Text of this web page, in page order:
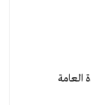
العامة